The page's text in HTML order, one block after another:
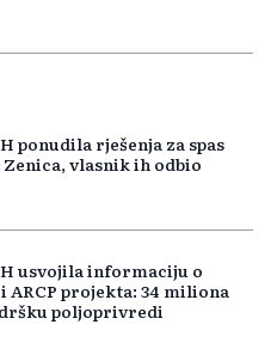
ponudila rješenja za spas
vlasnik ih odbio
usvojila informaciju o
ARCP projekta: 34 miliona
poljoprivredi